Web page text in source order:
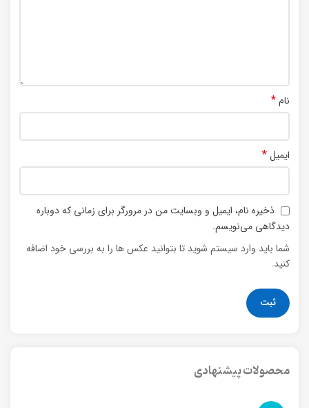
نام*
ایمیل*
ذخیره نام، ایمیل و وبسایت من در مرورگر برای زمانی که دوباره
دیدگاهی می‌نویسم.
شما باید وارد سیستم شوید تا بتوانید عکس ها را به بررسی خود اضافه
کنید.
محصولات پیشنهادی